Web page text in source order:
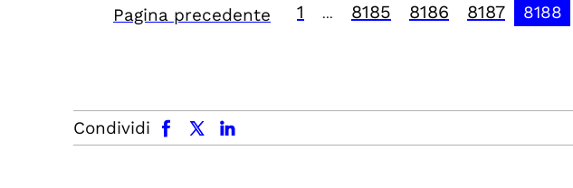
Pagina precedente 1 8185 8186 8187 8188
Condividi
facebook x.com linkedin